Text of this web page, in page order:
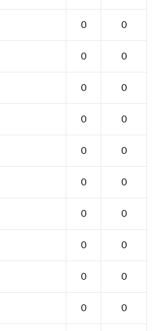
0 0
0 0
0 0
0 0
0 0
0 0
0 0
0 0
0 0
0 0